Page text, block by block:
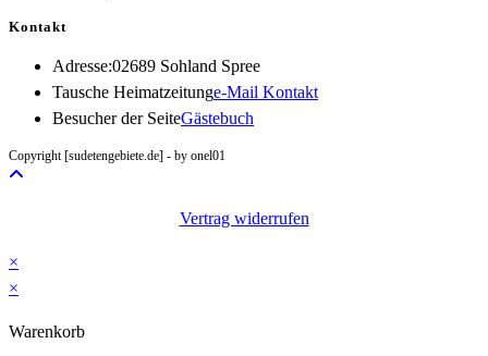
Kontakt
Adresse:02689 Sohland Spree
Tausche Heimatzeitunge-Mail KontaktOpens
Besucher der SeiteGästebuch
Copyright [sudetengebiete.de] - by onel01
Vertrag widerrufen
×
×
Warenkorb